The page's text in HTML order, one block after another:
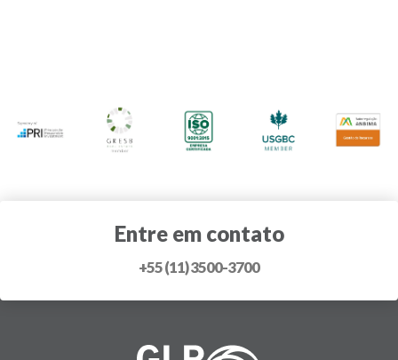
Entre em contato
+55 (11) 3500-3700